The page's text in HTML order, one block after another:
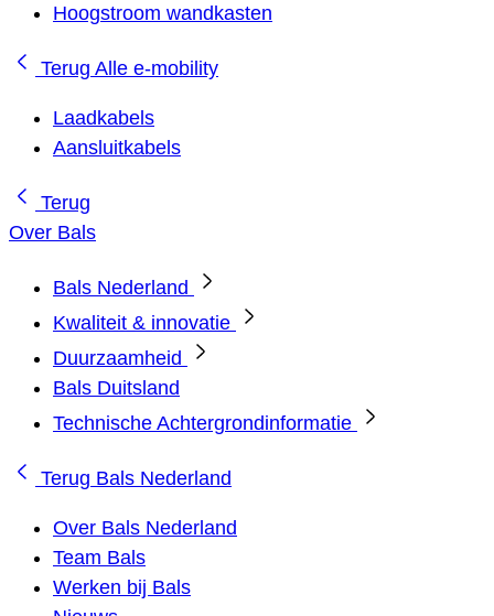
Hoogstroom wandkasten
Terug Alle e-mobility
Laadkabels
Aansluitkabels
Terug
Over Bals
Bals Nederland
Kwaliteit & innovatie
Duurzaamheid
Bals Duitsland
Technische Achtergrondinformatie
Terug Bals Nederland
Over Bals Nederland
Team Bals
Werken bij Bals